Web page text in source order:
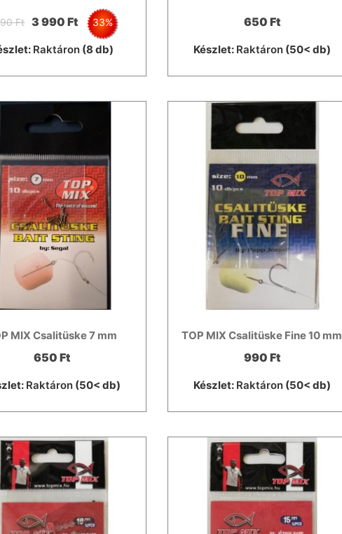
Ft 3 990 Ft 33%
Raktáron(8 db)
650 Ft
Készlet: Raktáron(50< db)
MIX Csalitüske 7 mm
650 Ft
Raktáron(50< db)
TOP MIX Csalitüske Fine 10 mm
990 Ft
Készlet: Raktáron(50< db)